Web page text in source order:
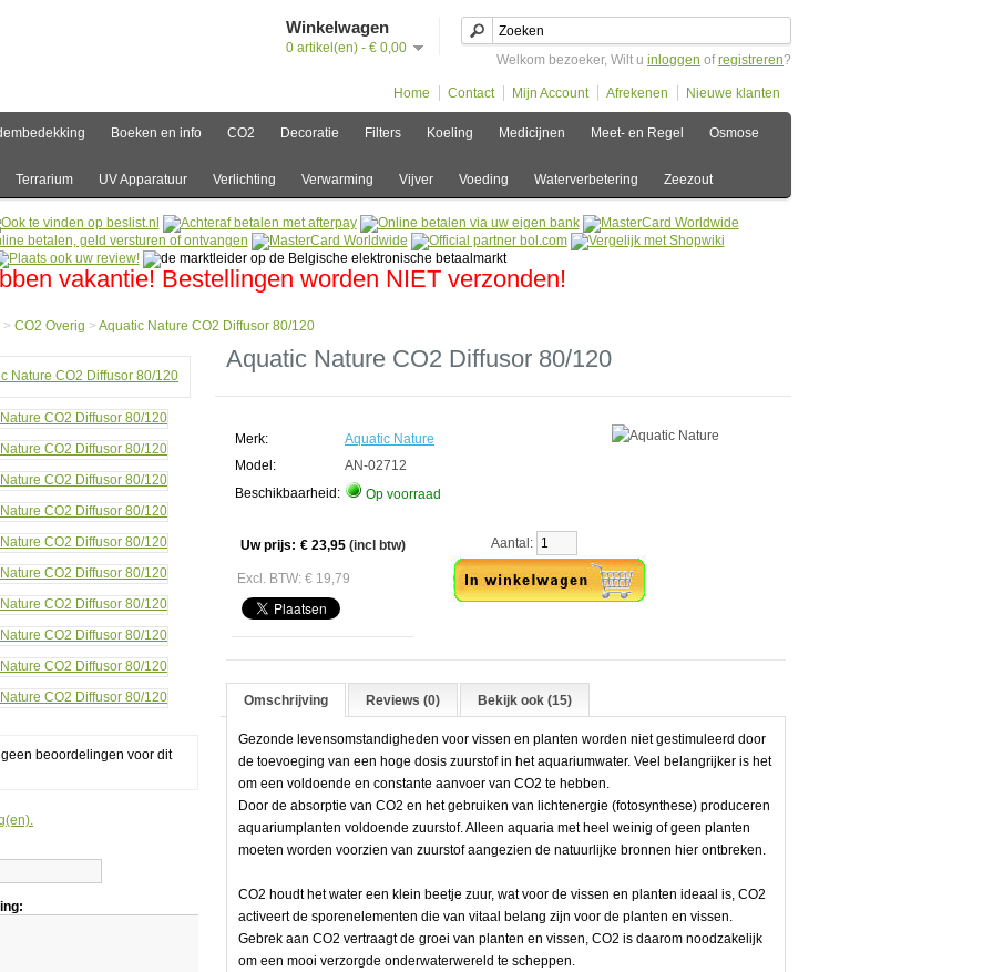
Winkelwagen
0 artikel(en) - € 0,00
Welkom bezoeker, Wilt u inloggen ofregistreren?
Home Contact Mijn Account Afrekenen Nieuwe klanten
Boeken en info CO2 Decoratie Filters Koeling Medicijnen Meet- en Regel Osmose
Terrarium UV Apparatuur Verlichting Verwarming Vijver Voeding Waterverbetering Zeezout
vakantie! Bestellingen worden NIET verzonden!
> CO2 Overig > Aquatic Nature CO2 Diffusor 80/120
beoordelingen voor dit
Aquatic Nature CO2 Diffusor 80/120
Merk:
Aquatic Nature
Model:
AN-02712
Beschikbaarheid:
Op voorraad
Uw prijs: € 23,95 (incl btw)
Excl. BTW: € 19,79
Aantal:
Omschrijving Reviews (0) Bekijk ook (15)
Gezonde levensomstandigheden voor vissen en planten worden niet gestimuleerd door
de toevoeging van een hoge dosis zuurstof in het aquariumwater. Veel belangrijker is het
om een voldoende en constante aanvoer van CO2 te hebben.
Door de absorptie van CO2 en het gebruiken van lichtenergie (fotosynthese) produceren
aquariumplanten voldoende zuurstof. Alleen aquaria met heel weinig of geen planten
moeten worden voorzien van zuurstof aangezien de natuurlijke bronnen hier ontbreken.
CO2 houdt het water een klein beetje zuur, wat voor de vissen en planten ideaal is, CO2
activeert de sporenelementen die van vitaal belang zijn voor de planten en vissen.
Gebrek aan CO2 vertraagt de groei van planten en vissen, CO2 is daarom noodzakelijk
om een mooi verzorgde onderwaterwereld te scheppen.